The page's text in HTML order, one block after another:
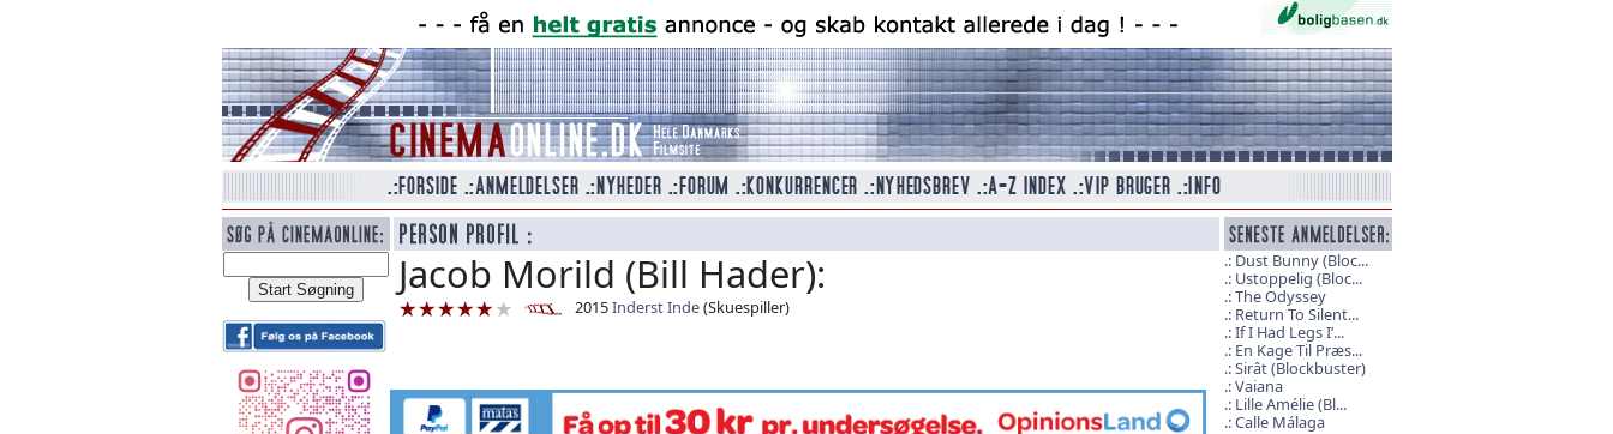
Jacob Morild (Bill Hader):
2015Inderst Inde(Skuespiller)
Dust Bunny (Bloc...
Ustoppelig (Bloc...
The Odyssey
Return To Silent...
If I Had Legs I’...
En Kage Til Præs...
Sirât (Blockbuster)
Vaiana
Lille Amélie (Bl...
Calle Málaga